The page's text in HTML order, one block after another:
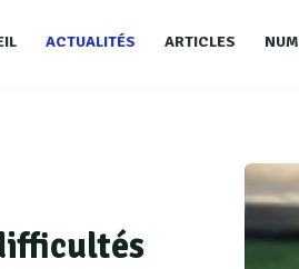
ACTUALITÉS ARTICLES